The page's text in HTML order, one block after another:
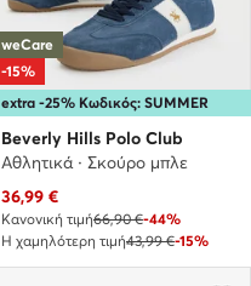
extra -25% Κωδικός: SUMMER
weCare
-15%
Beverly Hills Polo Club
Αθλητικά · Σκούρο μπλε
Τρέχουσα τιμή
36,99 €
Κανονική τιμή66,90 €-44%
Η χαμηλότερη τιμή43,99 €-15%